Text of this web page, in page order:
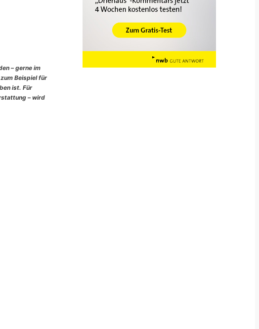
– gerne im
Beispiel für
ist. Für
– wird